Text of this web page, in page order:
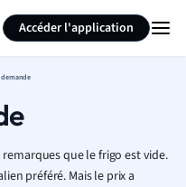
Accéder l'application
que le frigo est vide.
préféré. Mais le prix a
Résumer la page